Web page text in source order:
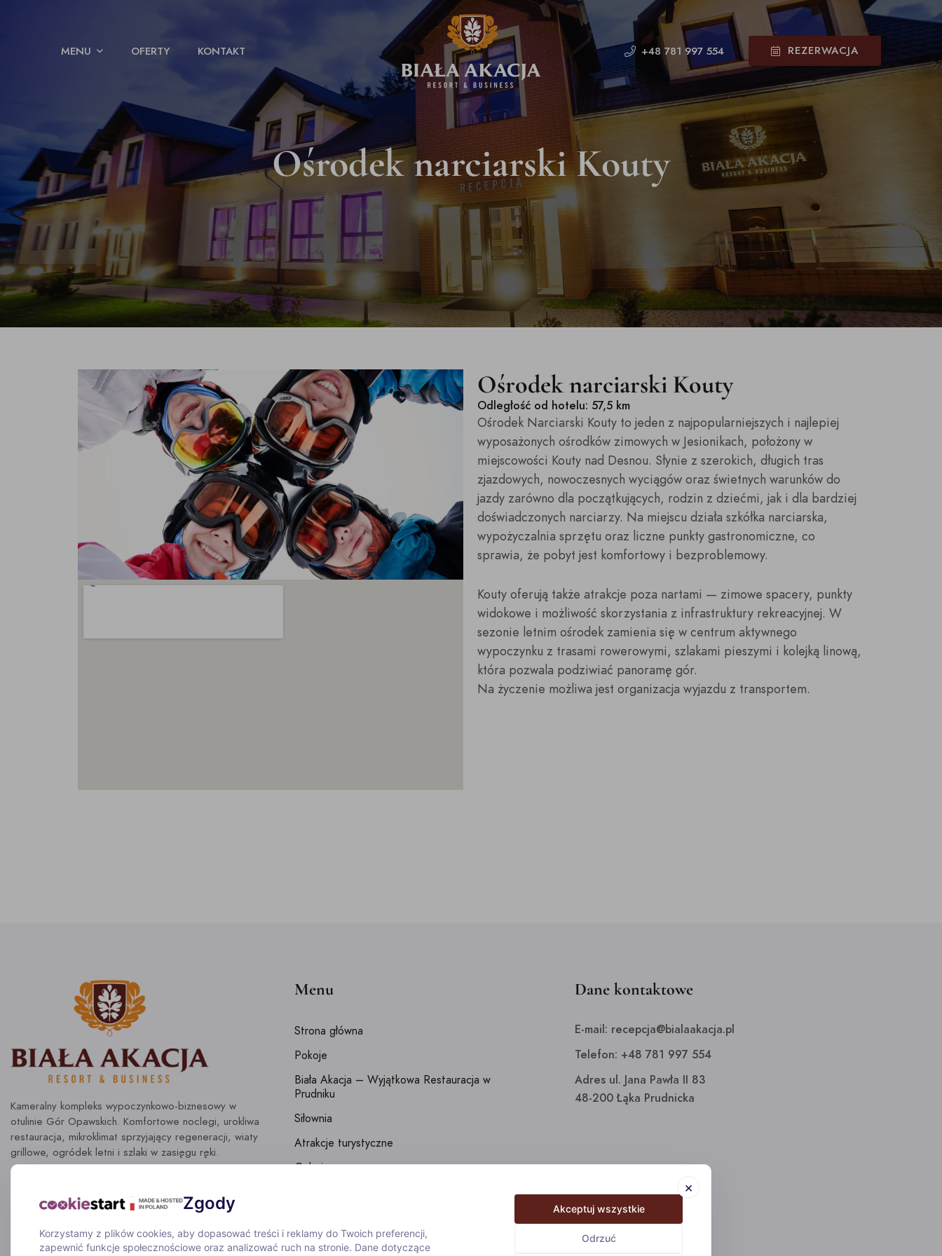
MENU OFERTY KONTAKT +48 781 997 554 REZERWACJA
Ośrodek narciarski Kouty
Ośrodek narciarski Kouty
Odległość od hotelu: 57,5 km
Ośrodek Narciarski Kouty to jeden z najpopularniejszych i najlepiej
wyposażonych ośrodków zimowych w Jesionikach, położony w
miejscowości Kouty nad Desnou. Słynie z szerokich, długich tras
zjazdowych, nowoczesnych wyciągów oraz świetnych warunków do
jazdy zarówno dla początkujących, rodzin z dziećmi, jak i dla bardziej
doświadczonych narciarzy. Na miejscu działa szkółka narciarska,
wypożyczalnia sprzętu oraz liczne punkty gastronomiczne, co
sprawia, że pobyt jest komfortowy i bezproblemowy.
Kouty oferują także atrakcje poza nartami — zimowe spacery, punkty
widokowe i możliwość skorzystania z infrastruktury rekreacyjnej. W
sezonie letnim ośrodek zamienia się w centrum aktywnego
wypoczynku z trasami rowerowymi, szlakami pieszymi i kolejką linową,
która pozwala podziwiać panoramę gór.
Na życzenie możliwa jest organizacja wyjazdu z transportem.
Kameralny kompleks wypoczynkowo-biznesowy w
otulinie Gór Opawskich. Komfortowe noclegi, urokliwa
restauracja, mikroklimat sprzyjający regeneracji, wiaty
grillowe, ogródek letni i szlaki w zasięgu ręki.
Menu
Strona główna
Pokoje
Biała Akacja – Wyjątkowa Restauracja w
Prudniku
Siłownia
Atrakcje turystyczne
Galeria
Polityka prywatności
Dane kontaktowe
E-mail: recepcja@bialaakacja.pl
Telefon: +48 781 997 554
Adres ul. Jana Pawła II 83
48-200 Łąka Prudnicka
Zgody
×
Korzystamy z plików cookies, aby dopasować treści i reklamy do Twoich preferencji,
zapewnić funkcje społecznościowe oraz analizować ruch na stronie. Dane dotyczące
Akceptuj wszystkie
Odrzuć